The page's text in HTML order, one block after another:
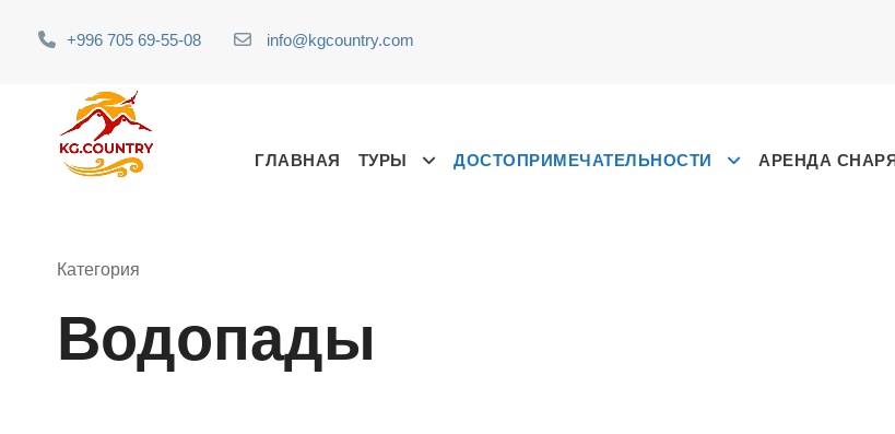
+996 705 69-55-08 info@kgcountry.com
ГЛАВНАЯ ТУРЫ ДОСТОПРИМЕЧАТЕЛЬНОСТИ АРЕНДА
Категория
Водопады